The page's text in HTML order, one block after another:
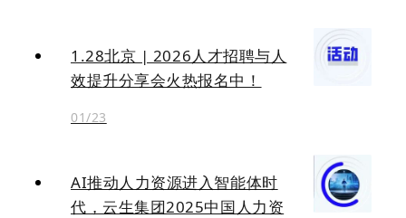
1.28北京 | 2026人才招聘与人
效提升分享会火热报名中！
01/23
AI推动人力资源进入智能体时
代，云生集团2025中国人力资